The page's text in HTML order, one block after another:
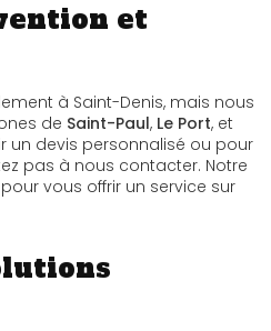
et
à Saint-Denis, mais nous
de Saint-Paul, Le Port, et
un devis personnalisé ou pour
pas à nous contacter. Notre
vous offrir un service sur